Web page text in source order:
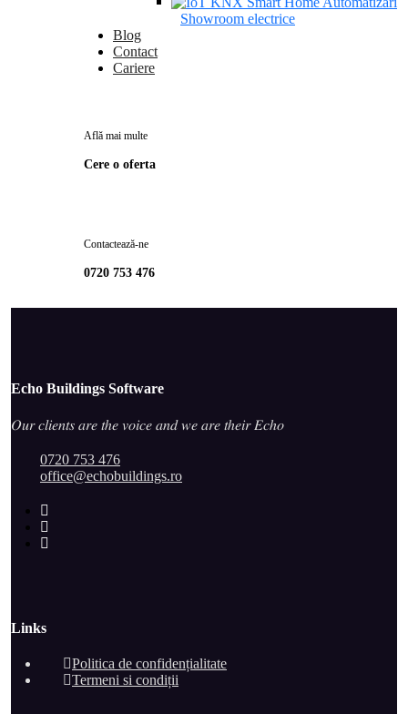
Showroom electrice
Blog
Contact
Cariere
Află mai multe
Cere o oferta
Contactează-ne
0720 753 476
Echo Buildings Software
𝑂𝑢𝑟 𝑐𝑙𝑖𝑒𝑛𝑡𝑠 𝑎𝑟𝑒 𝑡ℎ𝑒 𝑣𝑜𝑖𝑐𝑒 𝑎𝑛𝑑 𝑤𝑒 𝑎𝑟𝑒 𝑡ℎ𝑒𝑖𝑟 𝐸𝑐ℎ𝑜
0720 753 476
office@echobuildings.ro
Links
Politica de confidențialitate
Termeni si condiții